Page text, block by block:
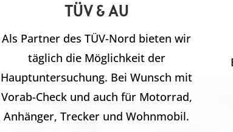
TÜV & AU
Als Partner des TÜV-Nord bieten wir
täglich die Möglichkeit der
Hauptuntersuchung. Bei Wunsch mit
Vorab-Check und auch für Motorrad,
Anhänger, Trecker und Wohnmobil.